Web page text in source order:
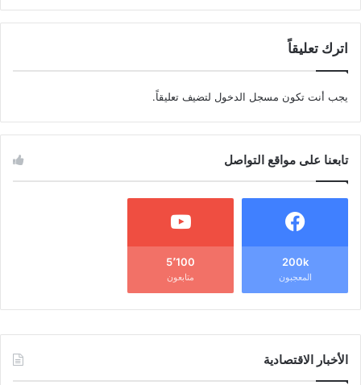
اترك تعليقاً
يجب أنت تكون مسجل الدخول لتضيف تعليقاً.
تابعنا على مواقع التواصل
200k
المعجبون
5٬100
متابعون
الأخبار الاقتصادية